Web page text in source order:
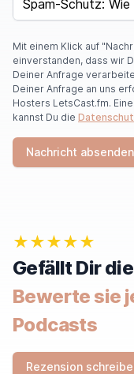
O
A
R
E
A
H
U
R
E
T
H
I
S
F
E
Mit einem Klick auf
einverstanden, dass wir
Deiner Anfrage
Deiner Anfrage an uns
Hosters LetsCast.fm.
kannst Du die
Nachricht absenden
★★★★★
Gefällt Dir
Bewerte sie
Podcasts
Rezension